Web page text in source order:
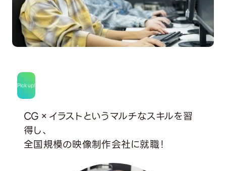
Pick up!
CG×イラストというマルチなスキルを習
得し、
全国規模の映像制作会社に就職！